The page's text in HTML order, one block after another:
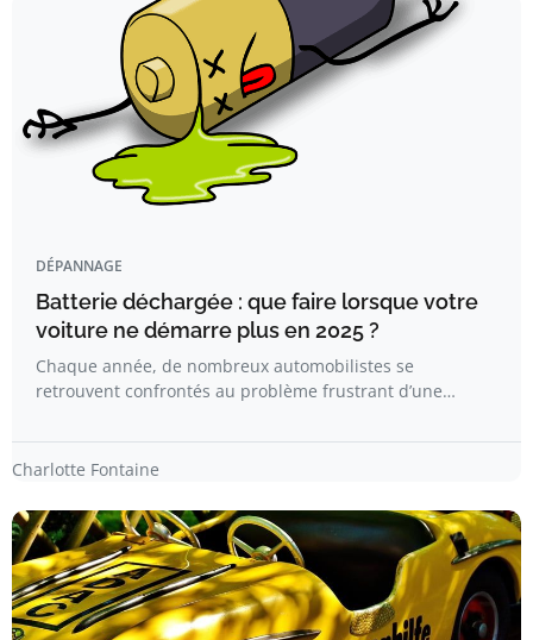
DÉPANNAGE
Batterie déchargée : que faire lorsque votre
voiture ne démarre plus en 2025 ?
Chaque année, de nombreux automobilistes se
retrouvent confrontés au problème frustrant d’une…
Charlotte Fontaine